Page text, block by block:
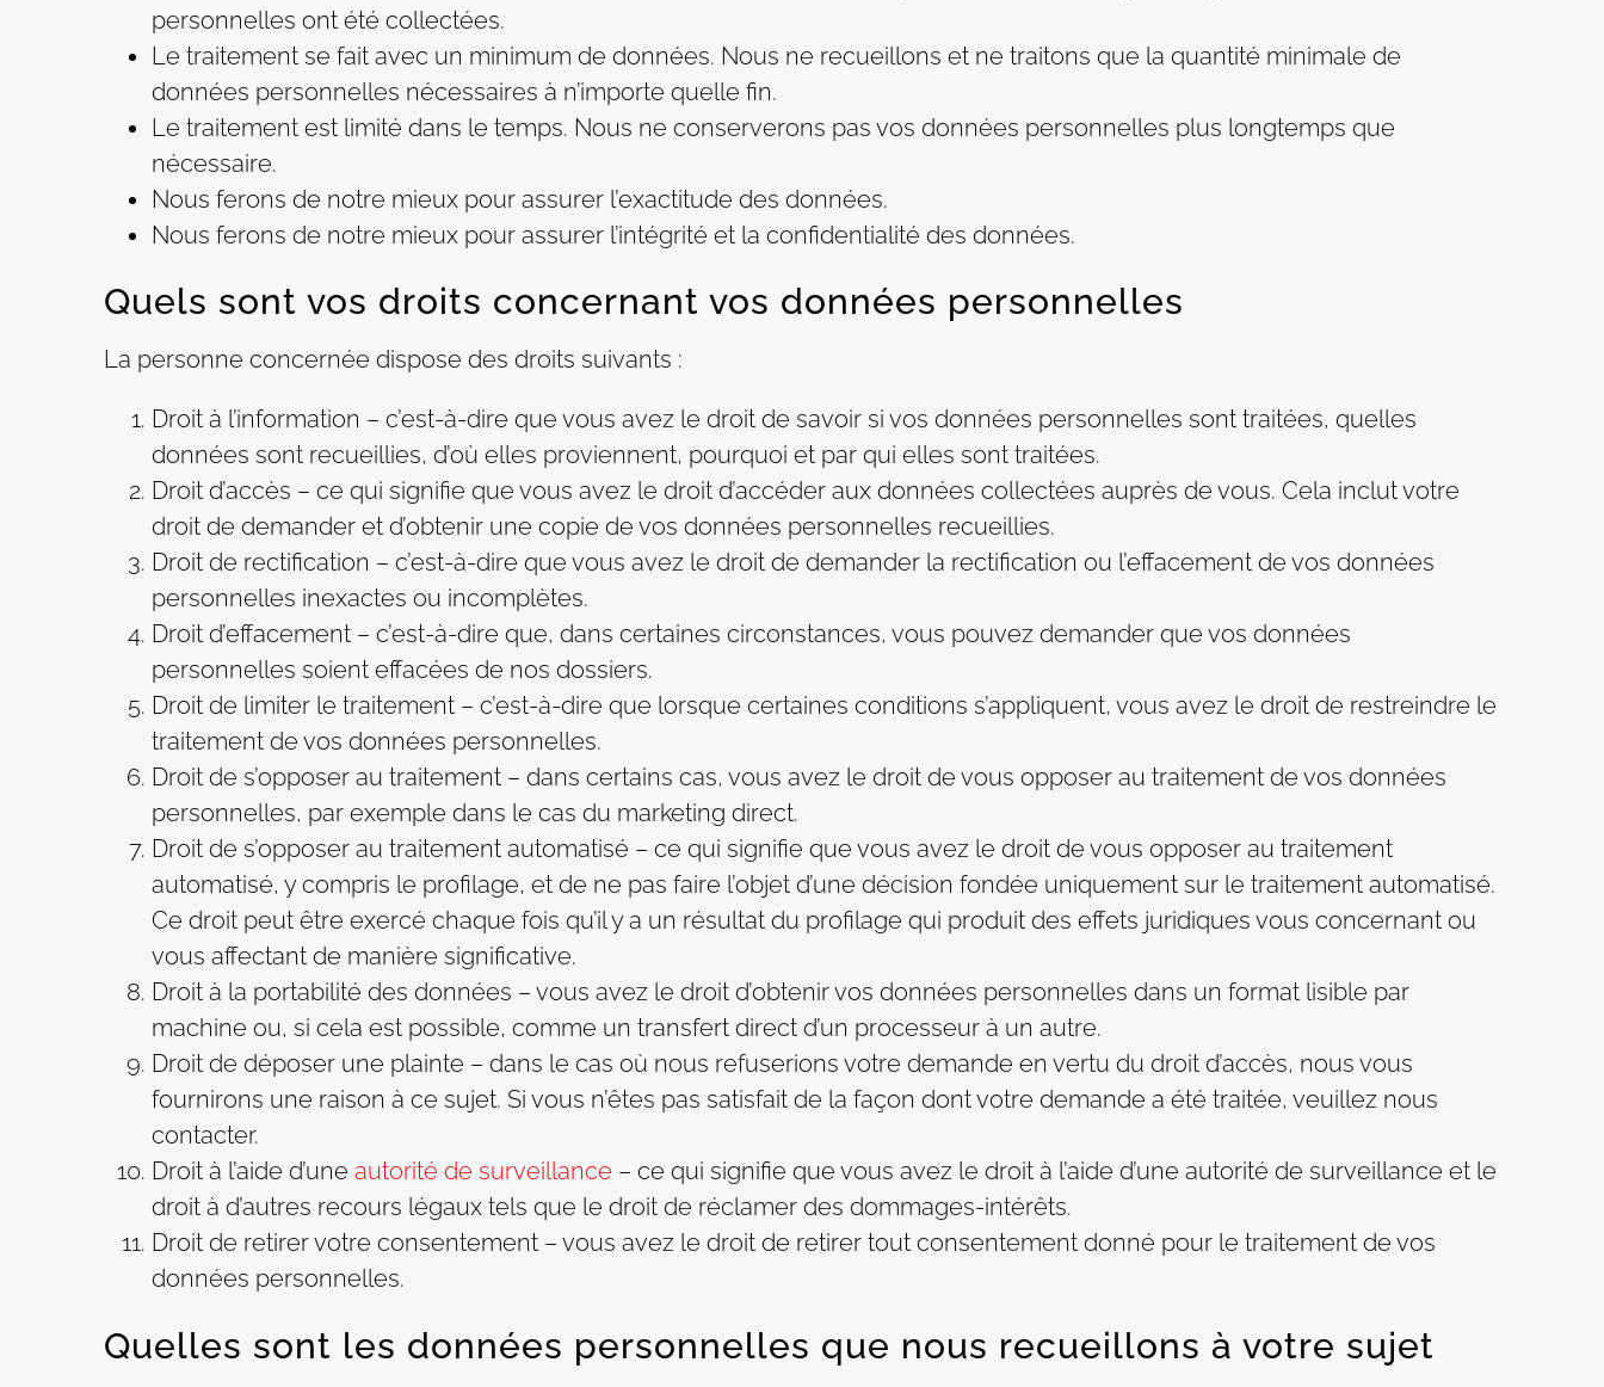
personnelles ont été collectées.
Le traitement se fait avec un minimum de données. Nous ne recueillons et ne traitons que la quantité minimale de
données personnelles nécessaires à n’importe quelle fin.
Le traitement est limité dans le temps. Nous ne conserverons pas vos données personnelles plus longtemps que
nécessaire.
Nous ferons de notre mieux pour assurer l’exactitude des données.
Nous ferons de notre mieux pour assurer l’intégrité et la confidentialité des données.
Quels sont vos droits concernant vos données personnelles
La personne concernée dispose des droits suivants :
Droit à l’information – c’est-à-dire que vous avez le droit de savoir si vos données personnelles sont traitées, quelles
données sont recueillies, d’où elles proviennent, pourquoi et par qui elles sont traitées.
Droit d’accès – ce qui signifie que vous avez le droit d’accéder aux données collectées auprès de vous. Cela inclut votre
droit de demander et d’obtenir une copie de vos données personnelles recueillies.
Droit de rectification – c’est-à-dire que vous avez le droit de demander la rectification ou l’effacement de vos données
personnelles inexactes ou incomplètes.
Droit d’effacement – c’est-à-dire que, dans certaines circonstances, vous pouvez demander que vos données
personnelles soient effacées de nos dossiers.
Droit de limiter le traitement – c’est-à-dire que lorsque certaines conditions s’appliquent, vous avez le droit de restreindre le
traitement de vos données personnelles.
Droit de s’opposer au traitement – dans certains cas, vous avez le droit de vous opposer au traitement de vos données
personnelles, par exemple dans le cas du marketing direct.
Droit de s’opposer au traitement automatisé – ce qui signifie que vous avez le droit de vous opposer au traitement
automatisé, y compris le profilage, et de ne pas faire l’objet d’une décision fondée uniquement sur le traitement automatisé.
Ce droit peut être exercé chaque fois qu’il y a un résultat du profilage qui produit des effets juridiques vous concernant ou
vous affectant de manière significative.
Droit à la portabilité des données – vous avez le droit d’obtenir vos données personnelles dans un format lisible par
machine ou, si cela est possible, comme un transfert direct d’un processeur à un autre.
Droit de déposer une plainte – dans le cas où nous refuserions votre demande en vertu du droit d’accès, nous vous
fournirons une raison à ce sujet. Si vous n’êtes pas satisfait de la façon dont votre demande a été traitée, veuillez nous
contacter.
Droit à l’aide d’une autorité de surveillance – ce qui signifie que vous avez le droit à l’aide d’une autorité de surveillance et le
droit à d’autres recours légaux tels que le droit de réclamer des dommages-intérêts.
Droit de retirer votre consentement – vous avez le droit de retirer tout consentement donné pour le traitement de vos
données personnelles.
Quelles sont les données personnelles que nous recueillons à votre sujet